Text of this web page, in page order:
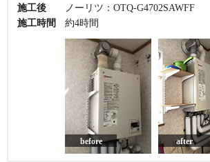
施工後
ノーリツ：OTQ-G4702SAWFF
施工時間
約4時間
before after